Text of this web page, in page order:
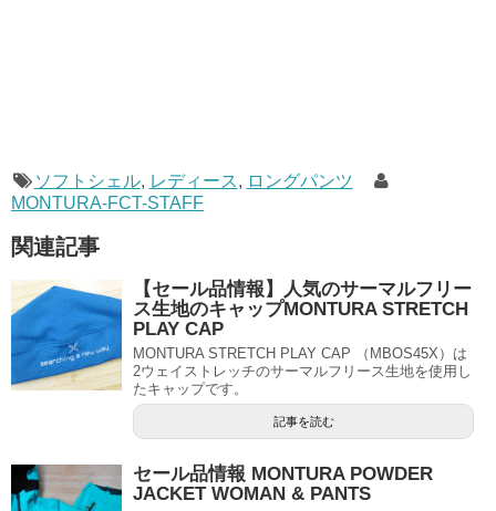
ソフトシェル, レディース, ロングパンツ
MONTURA-FCT-STAFF
関連記事
【セール品情報】人気のサーマルフリー
ス生地のキャップMONTURA STRETCH
PLAY CAP
MONTURA STRETCH PLAY CAP （MBOS45X）は
2ウェイストレッチのサーマルフリース生地を使用し
たキャップです。
記事を読む
セール品情報 MONTURA POWDER
JACKET WOMAN & PANTS